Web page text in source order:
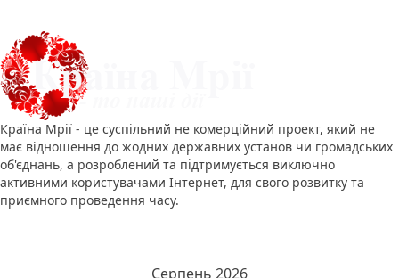
Країна Мрії - це суспільний не комерційний проект, який не
має відношення до жодних державних установ чи громадських
об'єднань, а розроблений та підтримується виключно
активними користувачами Інтернет, для свого розвитку та
приємного проведення часу.
Серпень 2026